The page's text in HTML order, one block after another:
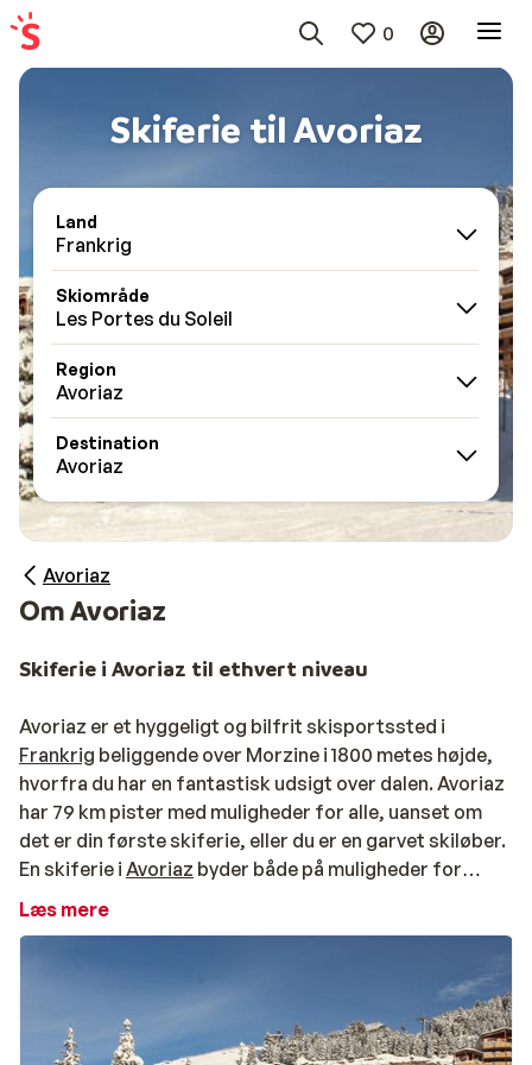
0
Skiferie til Avoriaz
Land
Frankrig
Skiområde
Les Portes du Soleil
Region
Avoriaz
Destination
Avoriaz
Avoriaz
Om Avoriaz
Skiferie i Avoriaz til ethvert niveau
Avoriaz er et hyggeligt og bilfrit skisportssted i
Frankrig beliggende over Morzine i 1800 metes højde,
hvorfra du har en fantastisk udsigt over dalen. Avoriaz
har 79 km pister med muligheder for alle, uanset om
det er din første skiferie, eller du er en garvet skiløber.
En skiferie i Avoriaz byder både på muligheder for
langrend, off-piste og en række sorte og røde pister.
Sammen med blandt andet Châteludgør
det skiområdet Les Portes du Soleil, der tilbyder et
Læs mere